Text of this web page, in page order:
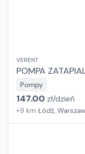
VERENT
POMPA
Pompy
147.00 zł/dzień
+9 km Łódź,